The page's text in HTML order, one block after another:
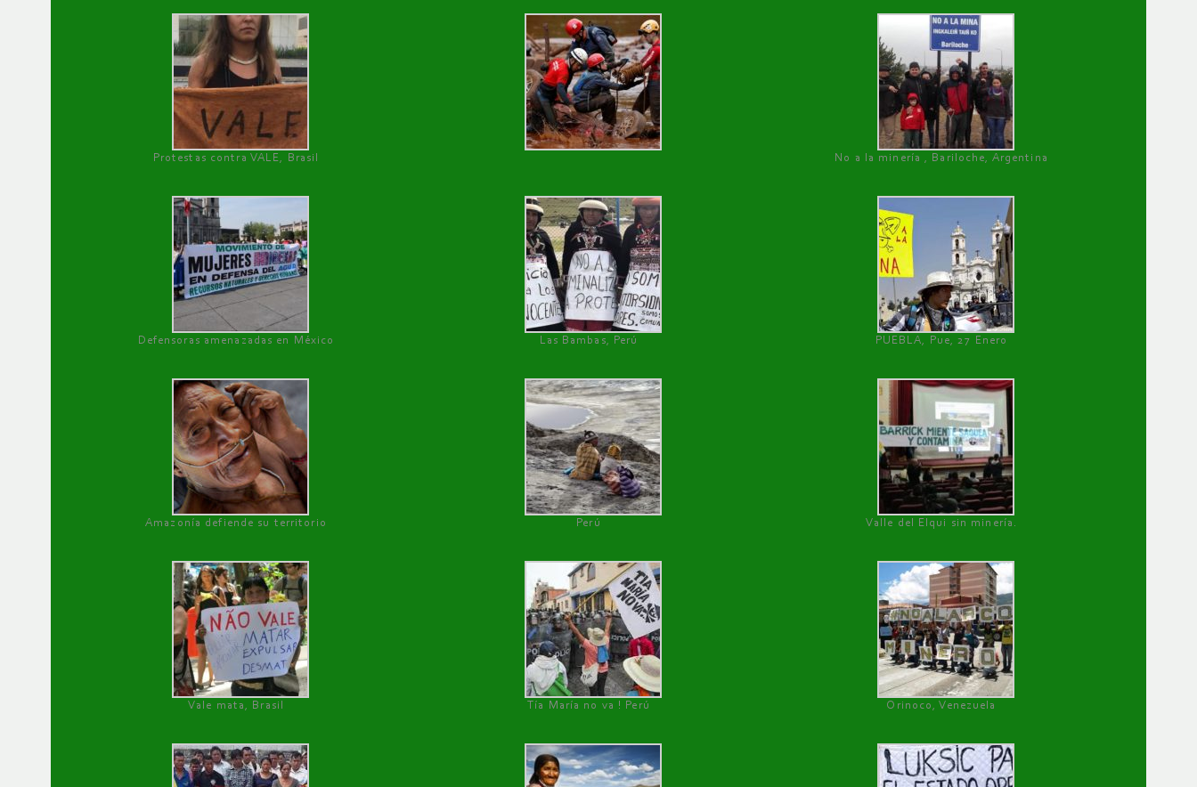
Protestas contra VALE, Brasil No a la minería , Bariloche, Argentina
Defensoras amenazadas en México Las Bambas, Perú PUEBLA, Pue, 27 Enero
Amazonía defiende su territorio Perú Valle del Elqui sin minería.
Vale mata, Brasil Tía María no va ! Perú Orinoco, Venezuela